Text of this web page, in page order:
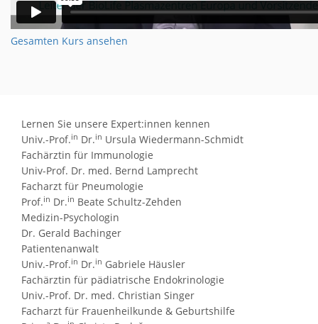
Gesamten Kurs ansehen
Lernen Sie unsere Expert:innen kennen
Univ.-Prof.in Dr.in Ursula Wiedermann-Schmidt
Fachärztin für Immunologie
Univ-Prof. Dr. med. Bernd Lamprecht
Facharzt für Pneumologie
Prof.in Dr.in Beate Schultz-Zehden
Medizin-Psychologin
Dr. Gerald Bachinger
Patientenanwalt
Univ.-Prof.in Dr.in Gabriele Häusler
Fachärztin für pädiatrische Endokrinologie
Univ.-Prof. Dr. med. Christian Singer
Facharzt für Frauenheilkunde & Geburtshilfe